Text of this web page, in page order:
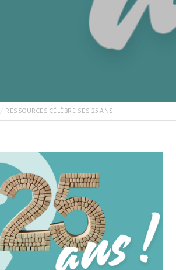
RESSOURCES CÉLÈBRE SES 25 ANS